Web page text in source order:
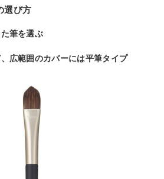
選び方
筆を選ぶ
広範囲のカバーには平筆タイプ